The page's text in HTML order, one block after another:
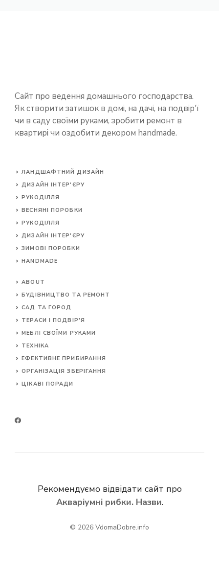
Сайт про ведення домашнього господарства.
Як створити затишок в домі, на дачі, на подвір'ї
чи в саду своїми руками, зробити ремонт в
квартирі чи оздобити декором handmade.
ЛАНДШАФТНИЙ ДИЗАЙН
ДИЗАЙН ІНТЕР'ЄРУ
РУКОДІЛЛЯ
ВЕСНЯНІ ПОРОБКИ
РУКОДІЛЛЯ
ДИЗАЙН ІНТЕР'ЄРУ
ЗИМОВІ ПОРОБКИ
HANDMADE
ABOUT
БУДІВНИЦТВО ТА РЕМОНТ
САД ТА ГОРОД
ТЕРАСИ І ПОДВІР'Я
МЕБЛІ СВОЇМИ РУКАМИ
ТЕХНІКА
ЕФЕКТИВНЕ ПРИБИРАННЯ
ОРГАНІЗАЦІЯ ЗБЕРІГАННЯ
ЦІКАВІ ПОРАДИ
Рекомендуємо відвідати сайт про
Акваріумні рибки. Назви.
© 2026 VdomaDobre.info